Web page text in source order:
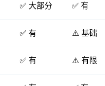
✅ 大部分 ✅ 有
✅ 有 ⚠️ 基础
✅ 有 ⚠️ 有限